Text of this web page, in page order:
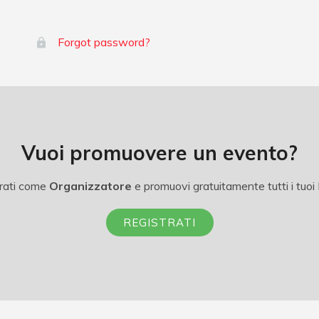
Forgot password?
Vuoi promuovere un evento?
come Organizzatore e promuovi gratuitamente tutti i tuoi
REGISTRATI